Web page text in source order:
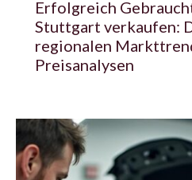
Erfolgreich
Stuttgart verkaufen:
regionalen
Preisanalysen